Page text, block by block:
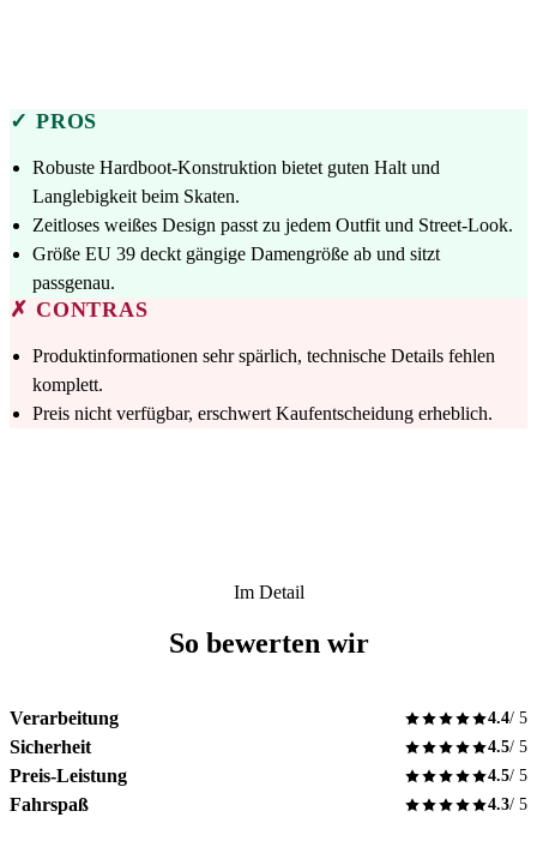
✓ PROS
Robuste Hardboot-Konstruktion bietet guten Halt und
Langlebigkeit beim Skaten.
Zeitloses weißes Design passt zu jedem Outfit und Street-Look.
Größe EU 39 deckt gängige Damengröße ab und sitzt
passgenau.
✗ CONTRAS
Produktinformationen sehr spärlich, technische Details fehlen
komplett.
Preis nicht verfügbar, erschwert Kaufentscheidung erheblich.
Im Detail
So bewerten wir
Verarbeitung 4.4/ 5
Sicherheit 4.5/ 5
Preis-Leistung 4.5/ 5
Fahrspaß 4.3/ 5